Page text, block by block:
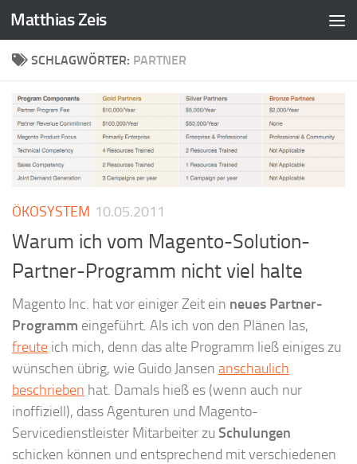
Zum Inhalt springen
Matthias Zeis
SCHLAGWÖRTER: PARTNER
ÖKOSYSTEM 10.05.2011
Warum ich vom Magento-Solution-
Partner-Programm nicht viel halte
Magento Inc. hat vor einiger Zeit ein neues Partner-
Programm eingeführt. Als ich von den Plänen las,
freute ich mich, denn das alte Programm ließ einiges zu
wünschen übrig, wie Guido Jansen anschaulich
beschrieben hat. Damals hieß es (wenn auch nur
inoffiziell), dass Agenturen und Magento-
Servicedienstleister Mitarbeiter zu Schulungen
schicken können und entsprechend mit verschiedenen